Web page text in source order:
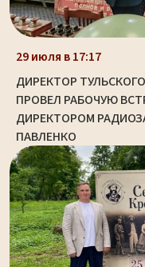
29 июля в 17:17
ДИРЕКТОР
ПРОВЕЛ РАБОЧУЮ
ДИРЕКТОРОМ
ПАВЛЕНКО